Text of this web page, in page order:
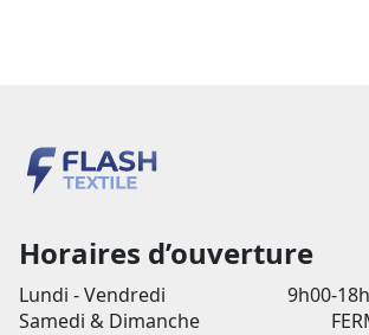
Horaires d’ouverture
Lundi - Vendredi
9h00-
Samedi & Dimanche